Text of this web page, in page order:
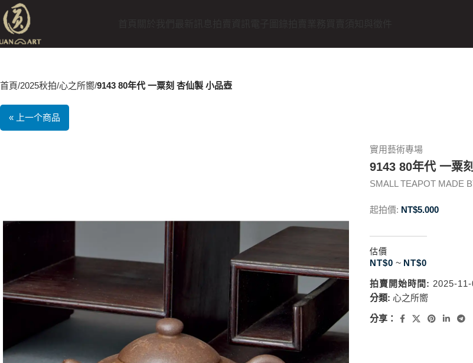
首頁 2025秋拍 心之所嚮 9143 80年代 一粟刻 杏仙製 小品壺
« 上一个商品
實用藝術專場
9143 80年代 一粟
SMALL TEAPOT MADE
起拍價: NT$5.000
估價
NT$0 ~ NT$0
拍賣開始時間: 2025-
分類: 心之所嚮
分享：